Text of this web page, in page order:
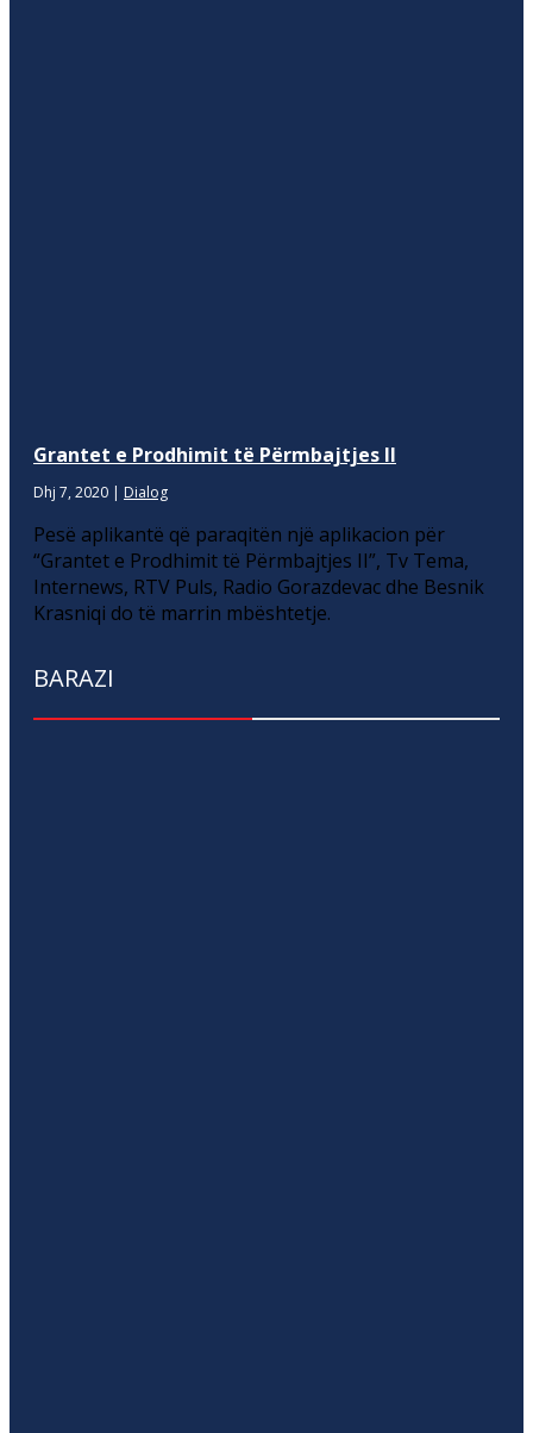
Grantet e Prodhimit të Përmbajtjes II
Dhj 7, 2020 | Dialog
Pesë aplikantë që paraqitën një aplikacion për
“Grantet e Prodhimit të Përmbajtjes II”, Tv Tema,
Internews, RTV Puls, Radio Gorazdevac dhe Besnik
Krasniqi do të marrin mbështetje.
BARAZI